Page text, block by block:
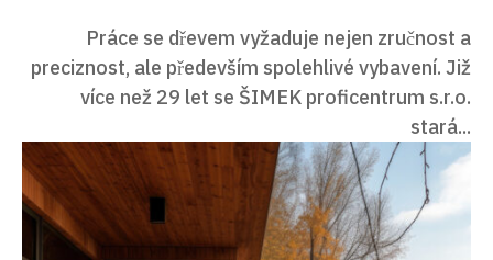
Práce se dřevem vyžaduje nejen zručnost a
preciznost, ale především spolehlivé vybavení. Již
více než 29 let se ŠIMEK proficentrum s.r.o.
stará...